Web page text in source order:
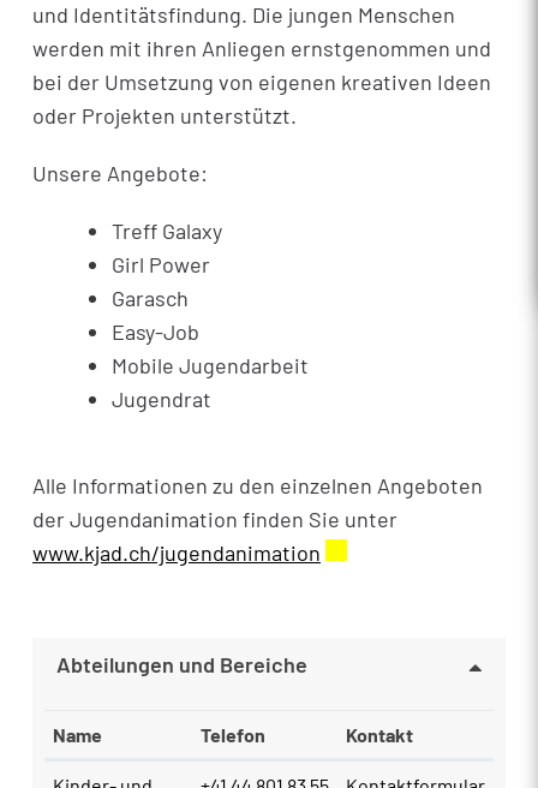
und Identitätsfindung. Die jungen Menschen
werden mit ihren Anliegen ernstgenommen und
bei der Umsetzung von eigenen kreativen Ideen
oder Projekten unterstützt.
Unsere Angebote:
Treff Galaxy
Girl Power
Garasch
Easy-Job
Mobile Jugendarbeit
Jugendrat
Alle Informationen zu den einzelnen Angeboten
der Jugendanimation finden Sie unter
www.kjad.ch/jugendanimation
Abteilungen und Bereiche
Name Telefon Kontakt